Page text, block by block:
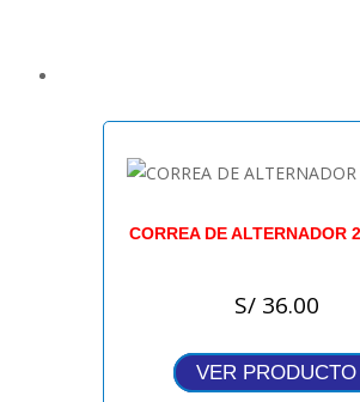
CORREA DE ALTERNADOR
S/36.00
VER PRODUCTO